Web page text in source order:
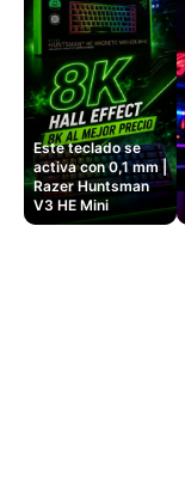
Este teclado se
activa con 0,1 mm |
Razer Huntsman
V3 HE Mini